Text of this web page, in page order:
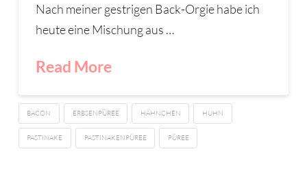
Nach meiner gestrigen Back-Orgie habe ich
heute eine Mischung aus …
Read More
BACON ERBSENPÜREE HÄHNCHEN HUHN
PASTINAKE PASTINAKENPÜREE PÜREE